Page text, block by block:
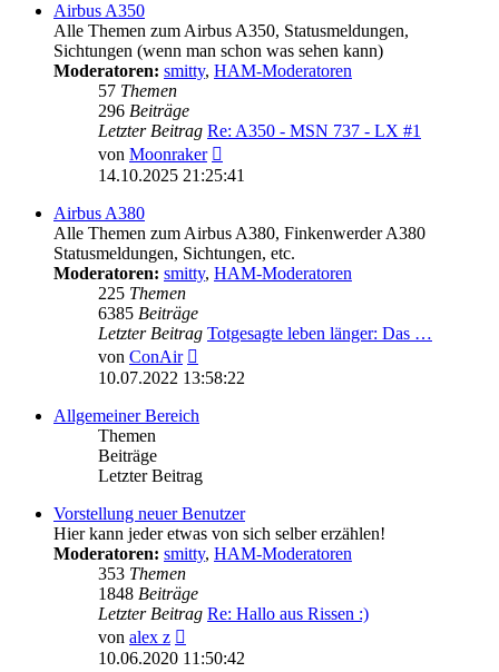
Airbus A350
Alle Themen zum Airbus A350, Statusmeldungen,
Sichtungen (wenn man schon was sehen kann)
Moderatoren: smitty, HAM-Moderatoren
57 Themen
296 Beiträge
Letzter Beitrag Re: A350 - MSN 737 - LX #1
von Moonraker
Beitrag
14.10.2025 21:25:41
Airbus A380
Alle Themen zum Airbus A380, Finkenwerder A380
Statusmeldungen, Sichtungen, etc.
Moderatoren: smitty, HAM-Moderatoren
225 Themen
6385 Beiträge
Letzter Beitrag Totgesagte leben länger: Das …
von ConAir
Beitrag
10.07.2022 13:58:22
Allgemeiner Bereich
Themen
Beiträge
Letzter Beitrag
Vorstellung neuer Benutzer
Hier kann jeder etwas von sich selber erzählen!
Moderatoren: smitty, HAM-Moderatoren
353 Themen
1848 Beiträge
Letzter Beitrag Re: Hallo aus Rissen :)
von alex z
Beitrag
10.06.2020 11:50:42